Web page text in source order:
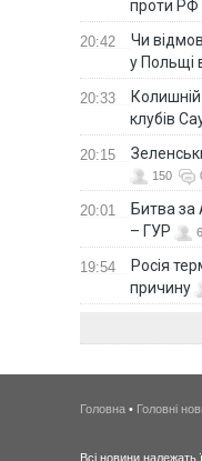
проти РФ
20:42
Чи
у Польщі
20:33
клубів
20:15
150
20:01
Битва за
– ГУР
19:54
Росія
причину
Головна • Головні
Всі новини належать